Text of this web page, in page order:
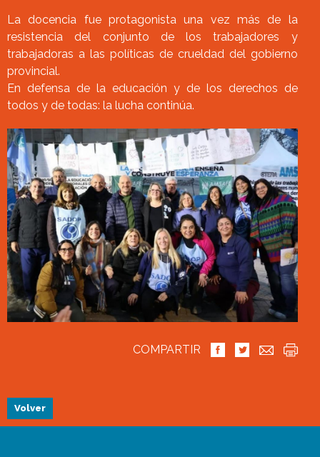
La docencia fue protagonista una vez más de la
resistencia del conjunto de los trabajadores y
trabajadoras a las políticas de crueldad del gobierno
provincial.
En defensa de la educación y de los derechos de
todos y de todas: la lucha continúa.
COMPARTIR
Volver